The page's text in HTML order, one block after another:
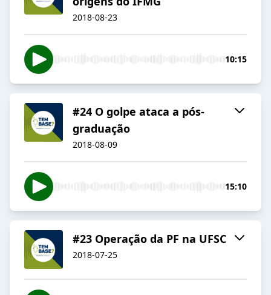
2018-08-23
10:15
#24 O golpe ataca a pós-
graduação
2018-08-09
15:10
#23 Operação da PF na UFSC
2018-07-25